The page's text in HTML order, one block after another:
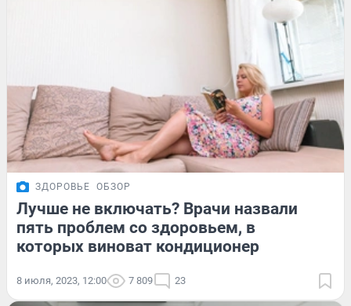
ЗДОРОВЬЕ ОБЗОР
Лучше не включать? Врачи назвали
пять проблем со здоровьем, в
которых виноват кондиционер
8 июля, 2023, 12:00 7 809 23